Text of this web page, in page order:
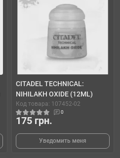
CITADEL TECHNICAL:
NIHILAKH OXIDE (12ML)
Код товара: 107452-02
0
175 грн.
Уведомить меня